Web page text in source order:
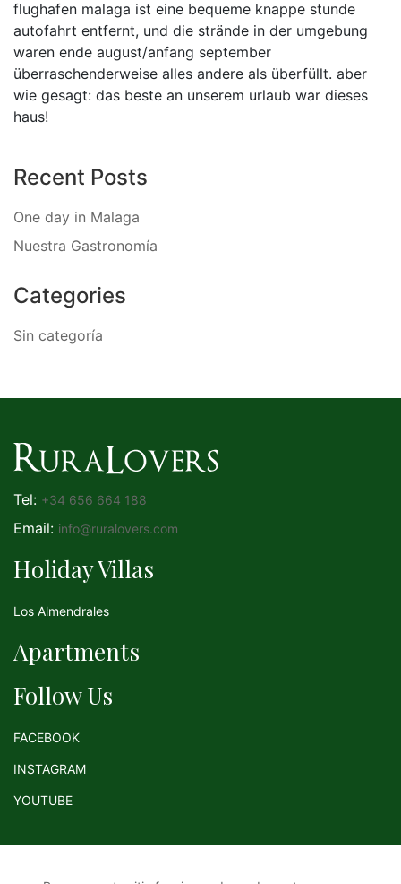
flughafen malaga ist eine bequeme knappe stunde
autofahrt entfernt, und die strände in der umgebung
waren ende august/anfang september
überraschenderweise alles andere als überfüllt. aber
wie gesagt: das beste an unserem urlaub war dieses
haus!
Recent Posts
One day in Malaga
Nuestra Gastronomía
Categories
Sin categoría
Tel: +34 656 664 188
Email: info@ruralovers.com
Holiday Villas
Los Almendrales
Apartments
Follow Us
FACEBOOK
INSTAGRAM
YOUTUBE